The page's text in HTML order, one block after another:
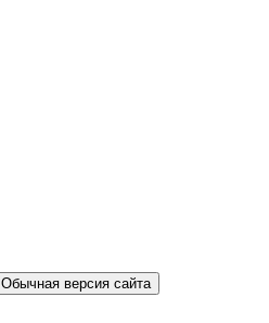
Обычная версия сайта